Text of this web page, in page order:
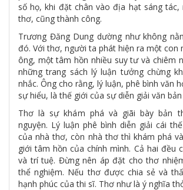
số họ, khi đặt chân vào địa hạt sáng tác,
thơ, cũng thành công.
Trương Đăng Dung dường như không
đó. Với thơ, người ta phát hiện ra một con
ông, một tâm hồn nhiều suy tư và chiêm
những trang sách lý luận tưởng chừng
nhắc. Ông cho rằng, lý luận, phê bình văn
sự hiểu, là thế giới của sự diễn giải văn bản
Thơ là sự khám phá và giãi bày bản
nguyện. Lý luận phê bình diễn giải cái
của nhà thơ, còn nhà thơ thì khám phá
giới tâm hồn của chính mình. Cả hai đều
và trí tuệ. Đừng nên áp đặt cho thơ
thể nghiệm. Nếu thơ được chia sẻ và
hạnh phúc của thi sĩ. Thơ như là ý nghĩa